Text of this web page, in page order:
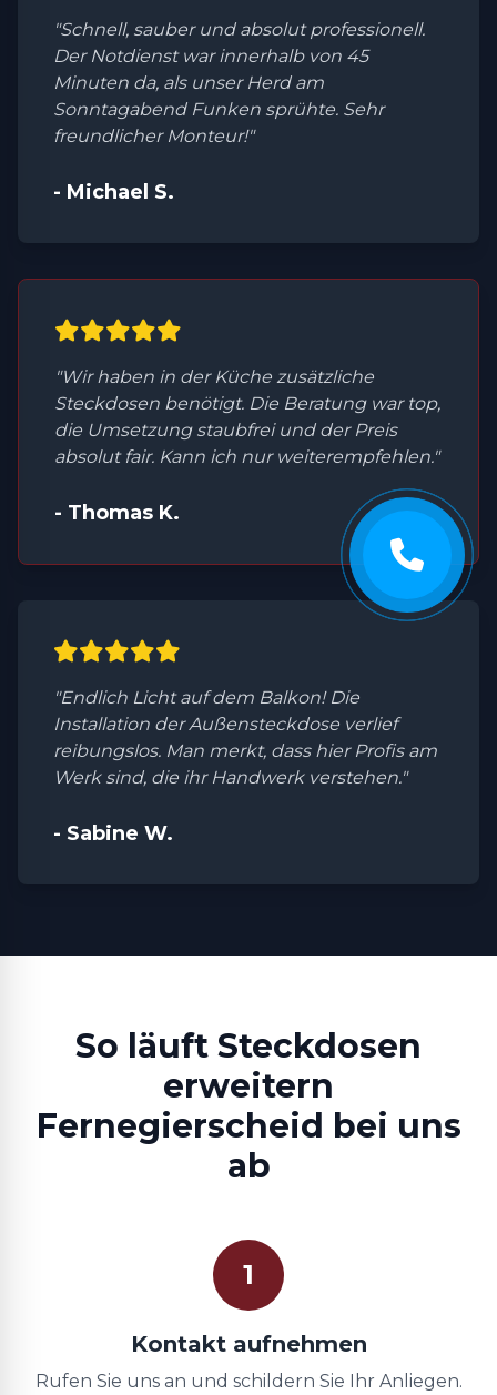
"Schnell, sauber und absolut professionell.
Der Notdienst war innerhalb von 45
Minuten da, als unser Herd am
Sonntagabend Funken sprühte. Sehr
freundlicher Monteur!"
- Michael S.
"Wir haben in der Küche zusätzliche
Steckdosen benötigt. Die Beratung war top,
die Umsetzung staubfrei und der Preis
absolut fair. Kann ich nur weiterempfehlen."
- Thomas K.
"Endlich Licht auf dem Balkon! Die
Installation der Außensteckdose verlief
reibungslos. Man merkt, dass hier Profis am
Werk sind, die ihr Handwerk verstehen."
- Sabine W.
So läuft Steckdosen
erweitern
Fernegierscheid bei uns
ab
1
Kontakt aufnehmen
Rufen Sie uns an und schildern Sie Ihr Anliegen.